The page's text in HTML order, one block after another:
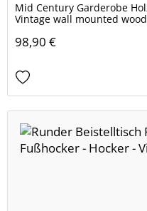
Mid Century Garderobe
Vintage wall mounted
98,90 €